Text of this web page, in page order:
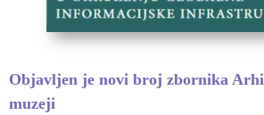
Objavljen je novi broj zbornika
muzeji